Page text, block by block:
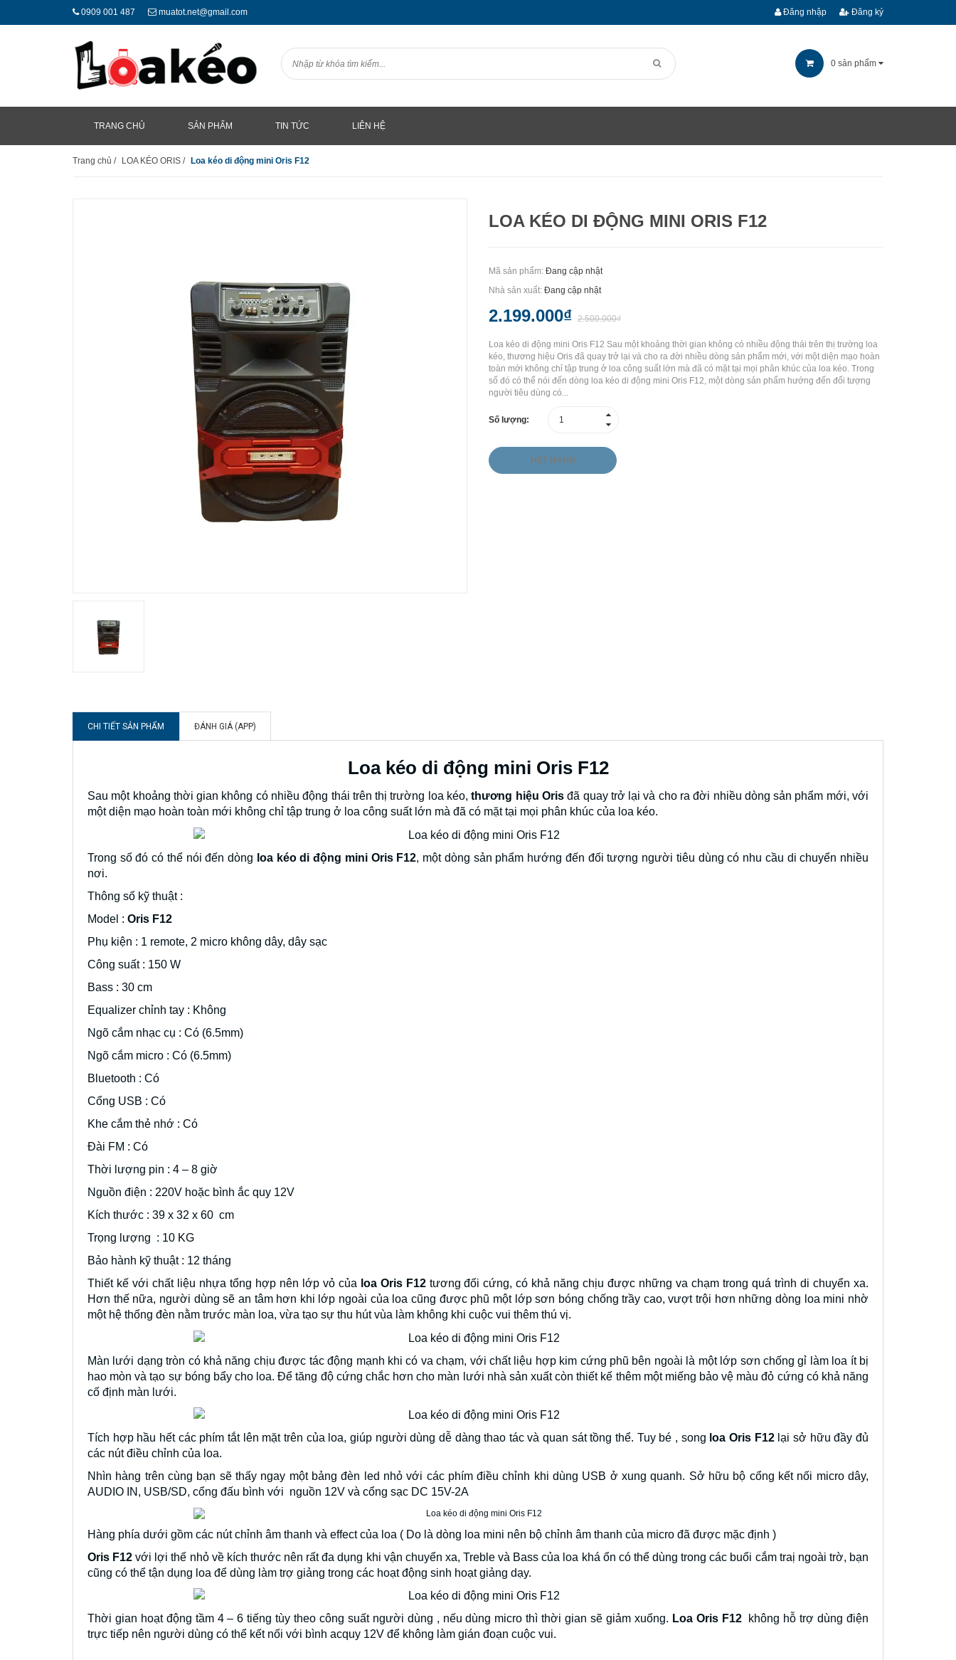
0909 001 487 muatot.net@gmail.com Đăng nhập Đăng ký
0 sản phẩm
TRANG CHỦ SẢN PHẨM TIN TỨC LIÊN HỆ
Trang chủ / LOA KÉO ORIS / Loa kéo di động mini Oris F12
LOA KÉO DI ĐỘNG MINI ORIS F12
Mã sản phẩm: Đang cập nhật
Nhà sản xuất: Đang cập nhật
2.199.000₫ 2.500.000₫
Loa kéo di động mini Oris F12 Sau một khoảng thời gian không có nhiều động thái trên thị trường loa
kéo, thương hiệu Oris đã quay trở lại và cho ra đời nhiều dòng sản phẩm mới, với một diện mạo hoàn
toàn mới không chỉ tập trung ở loa công suất lớn mà đã có mặt tại mọi phân khúc của loa kéo. Trong
số đó có thể nói đến dòng loa kéo di động mini Oris F12, một dòng sản phẩm hướng đến đối tượng
người tiêu dùng có...
Số lượng:
HẾT HÀNG
CHI TIẾT SẢN PHẨM ĐÁNH GIÁ (APP)
Loa kéo di động mini Oris F12
Sau một khoảng thời gian không có nhiều động thái trên thị trường loa kéo,thương hiệu Orisđã quay trở lại và cho ra đời nhiều dòng sản phẩm mới, với
một diện mạo hoàn toàn mới không chỉ tập trung ở loa công suất lớn mà đã có mặt tại mọi phân khúc của loa kéo.
Trong số đó có thể nói đến dòng loa kéo di động mini Oris F12, một dòng sản phẩm hướng đến đối tượng người tiêu dùng có nhu cầu di chuyển nhiều
nơi.
Thông số kỹ thuật :
Model : Oris F12
Phụ kiện : 1 remote, 2 micro không dây, dây sạc
Công suất : 150 W
Bass : 30 cm
Equalizer chỉnh tay : Không
Ngõ cắm nhạc cụ : Có (6.5mm)
Ngõ cắm micro : Có (6.5mm)
Bluetooth : Có
Cổng USB : Có
Khe cắm thẻ nhớ : Có
Đài FM : Có
Thời lượng pin : 4 – 8 giờ
Nguồn điện : 220V hoặc bình ắc quy 12V
Kích thước : 39 x 32 x 60 cm
Trọng lượng : 10 KG
Bảo hành kỹ thuật : 12 tháng
Thiết kế với chất liệu nhựa tổng hợp nên lớp vỏ của loa Oris F12tương đối cứng, có khả năng chịu được những va chạm trong quá trình di chuyển xa.
Hơn thế nữa, người dùng sẽ an tâm hơn khi lớp ngoài của loa cũng được phũ một lớp sơn bóng chống trầy cao, vượt trội hơn những dòng loa mini nhờ
một hệ thống đèn nằm trước màn loa, vừa tạo sự thu hút vùa làm không khi cuộc vui thêm thú vị.
Màn lưới dạng tròn có khả năng chịu được tác động mạnh khi có va chạm, với chất liệu hợp kim cứng phũ bên ngoài là một lớp sơn chống gỉ làm loa ít bị
hao mòn và tạo sự bóng bẩy cho loa. Để tăng độ cứng chắc hơn cho màn lưới nhà sản xuất còn thiết kế thêm một miếng bảo vệ màu đỏ cứng có khả năng
cố định màn lưới.
Tích hợp hầu hết các phím tắt lên mặt trên của loa, giúp người dùng dễ dàng thao tác và quan sát tồng thể. Tuy bé , song loa Oris F12lại sở hữu đầy đủ
các nút điều chỉnh của loa.
Nhìn hàng trên cùng bạn sẽ thấy ngay một bảng đèn led nhỏ với các phím điều chỉnh khi dùng USB ở xung quanh. Sở hữu bộ cổng kết nối micro dây,
AUDIO IN, USB/SD, cổng đấu bình với nguồn 12V và cổng sạc DC 15V-2A
Hàng phía dưới gồm các nút chỉnh âm thanh và effect của loa ( Do là dòng loa mini nên bộ chỉnh âm thanh của micro đã được mặc định )
Oris F12 với lợi thế nhỏ về kích thước nên rất đa dụng khi vận chuyển xa, Treble và Bass của loa khá ổn có thể dùng trong các buổi cắm traị ngoài trờ, bạn
cũng có thể tận dụng loa để dùng làm trợ giảng trong các hoạt động sinh hoạt giảng dạy.
Thời gian hoạt động tầm 4 – 6 tiếng tùy theo công suất người dùng , nếu dùng micro thì thời gian sẽ giảm xuống. Loa Oris F12không hỗ trợ dùng điện
trực tiếp nên người dùng có thể kết nối với bình acquy 12V để không làm gián đoạn cuộc vui.